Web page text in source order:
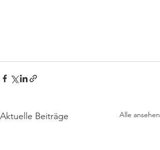
Aktuelle Beiträge Alle ansehen